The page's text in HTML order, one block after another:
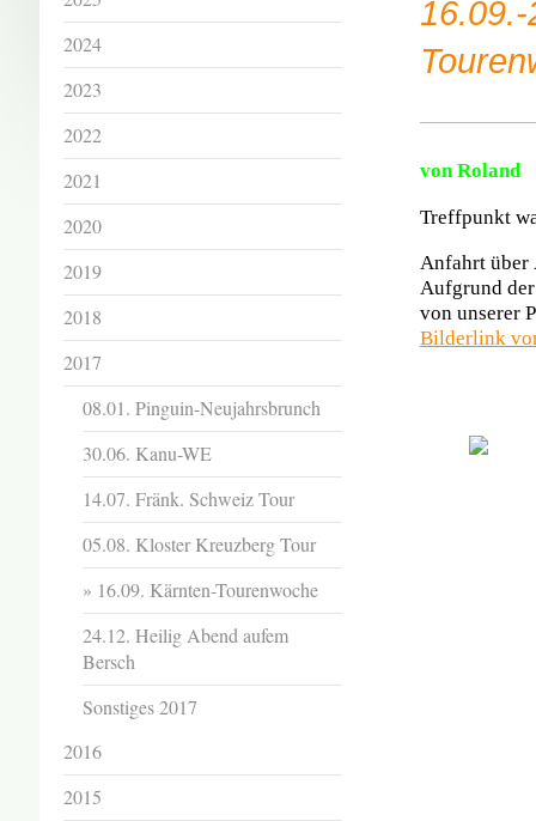
von Roland
Treffpunkt
Anfahrt über
Aufgrund
von unserer
Bilderlink
2024
2023
2022
2021
2020
2019
2018
2017
08.01. Pinguin-Neujahrsbrunch
30.06. Kanu-WE
14.07. Fränk. Schweiz Tour
05.08. Kloster Kreuzberg Tour
16.09. Kärnten-Tourenwoche
24.12. Heilig Abend aufem
Bersch
Sonstiges 2017
2016
2015